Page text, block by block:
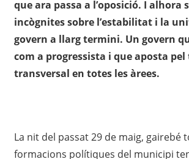
que ara passa a l’oposició. I alhora
incògnites sobre l’estabilitat i la
govern a llarg termini. Un govern
com a progressista i que aposta
transversal en totes les àrees.
La nit del passat 29 de maig, gairebé
formacions polítiques del municipi